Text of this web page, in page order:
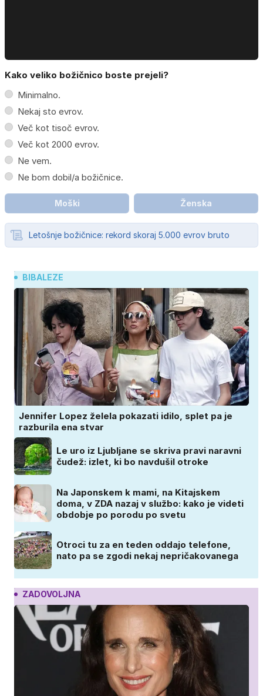
Kako veliko božičnico boste prejeli?
Minimalno.
Nekaj sto evrov.
Več kot tisoč evrov.
Več kot 2000 evrov.
Ne vem.
Ne bom dobil/a božičnice.
Moški Ženska
Letošnje božičnice: rekord skoraj 5.000 evrov bruto
BIBALEZE
Jennifer Lopez želela pokazati idilo, splet pa je
razburila ena stvar
Le uro iz Ljubljane se skriva pravi naravni
čudež: izlet, ki bo navdušil otroke
Na Japonskem k mami, na Kitajskem
doma, v ZDA nazaj v službo: kako je videti
obdobje po porodu po svetu
Otroci tu za en teden oddajo telefone,
nato pa se zgodi nekaj nepričakovanega
ZADOVOLJNA